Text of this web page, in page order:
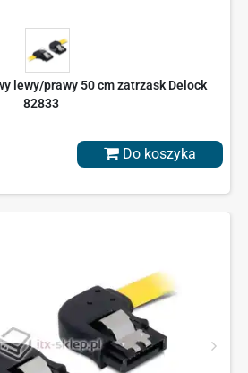
lewy/prawy 50 cm zatrzask Delock
82833
Do koszyka